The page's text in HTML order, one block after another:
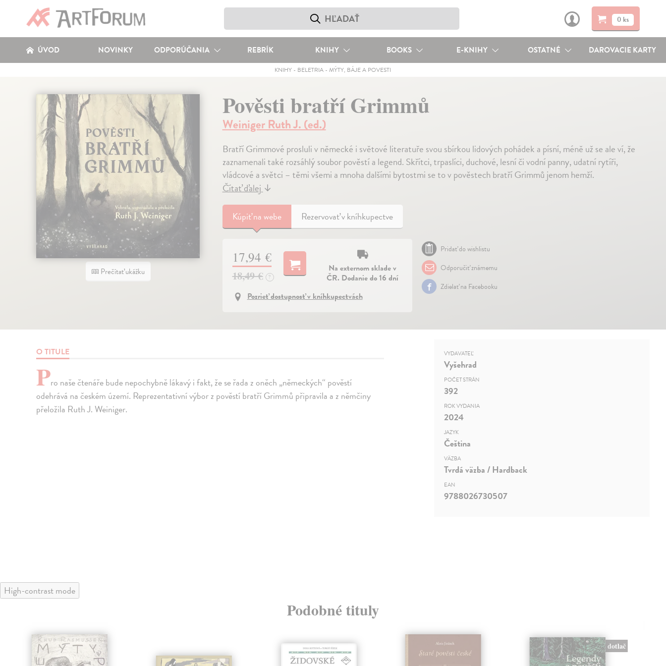
0 ks
ÚVOD NOVINKY ODPORÚČANIA REBRÍK KNIHY BOOKS E-KNIHY OSTATNÉ DAROVACIE KARTY
KNIHY - BELETRIA -MÝTY, BÁJE A POVESTI
Prečítať ukážku
Pověsti bratří Grimmů
Weiniger Ruth J. (ed.)
Bratří Grimmové prosluli v německé i světové literatuře svou sbírkou lidových pohádek a písní, méně už se ale ví, že
zaznamenali také rozsáhlý soubor pověstí a legend. Skřítci, trpaslíci, duchové, lesní či vodní panny, udatní rytíři,
vládcové a světci – těmi všemi a mnoha dalšími bytostmi se to v pověstech bratří Grimmů jenom hemží.
Čítať ďalej↓
Kúpiťna webe Rezervovať v kníhkupectve
17,94 €
18,49 € ?
Na externom sklade v
ČR. Dodanie do 16 dní
Pozrieť dostupnosť v kníhkupectvách
Pridať do wishlistu
Odporučiť známemu
Zdielať na Facebooku
O TITULE
Pro naše čtenáře bude nepochybně lákavý i fakt, že se řada z oněch „německých“ pověstí
odehrává na českém území. Reprezentativní výbor z pověstí bratří Grimmů připravila a z němčiny
přeložila Ruth J. Weiniger.
VYDAVATEĽ
Vyšehrad
POČET STRÁN
392
ROK VYDANIA
2024
JAZYK
Čeština
VÄZBA
Tvrdá väzba / Hardback
EAN
9788026730507
High-contrast mode
Podobné tituly
dotlač